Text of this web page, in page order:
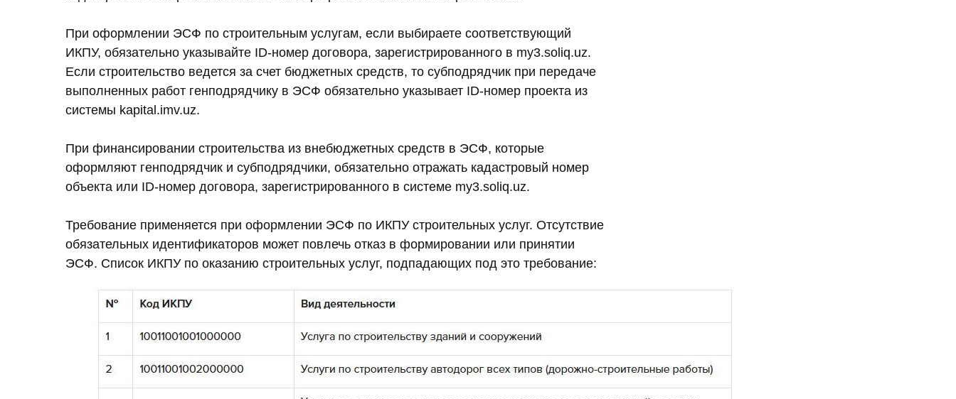
При оформлении ЭСФ по строительным услугам, если выбираете соответствующий
ИКПУ, обязательно указывайте ID-номер договора, зарегистрированного в my3.soliq.uz.
Если строительство ведется за счет бюджетных средств, то субподрядчик при передаче
выполненных работ генподрядчику в ЭСФ обязательно указывает ID-номер проекта из
системы kapital.imv.uz.
При финансировании строительства из внебюджетных средств в ЭСФ, которые
оформляют генподрядчик и субподрядчики, обязательно отражать кадастровый номер
объекта или ID-номер договора, зарегистрированного в системе my3.soliq.uz.
Требование применяется при оформлении ЭСФ по ИКПУ строительных услуг. Отсутствие
обязательных идентификаторов может повлечь отказ в формировании или принятии
ЭСФ. Список ИКПУ по оказанию строительных услуг, подпадающих под это требование: